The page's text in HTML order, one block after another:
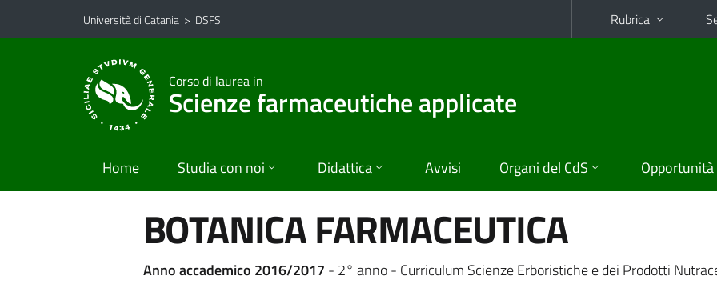
Vai al contenuto principale
Vai al menu di navigazione
Università di Catania > DSFS Rubrica
Corso di laurea in
Scienze farmaceutiche applicate
Home Studia con noi Didattica Avvisi Organi del CdS Opportunità
BOTANICA FARMACEUTICA
Anno accademico 2016/2017 - 2° anno - Curriculum Scienze Erboristiche e dei Prodotti